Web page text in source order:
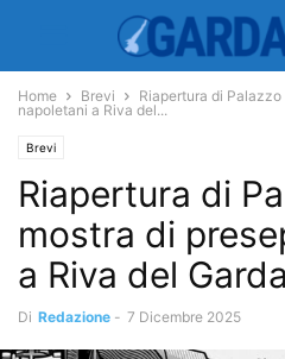
Home Brevi
Riapertura di
napoletani a Riva del...
Brevi
Riapertura di
mostra di
a Riva del Garda
Di Redazione - 7 Dicembre 2025